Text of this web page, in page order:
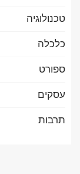
טכנולוגיה
כלכלה
ספורט
עסקים
תרבות